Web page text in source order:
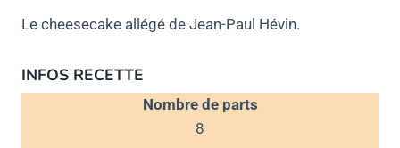
Le cheesecake allégé de Jean-Paul Hévin.
INFOS RECETTE
Nombre de parts
8